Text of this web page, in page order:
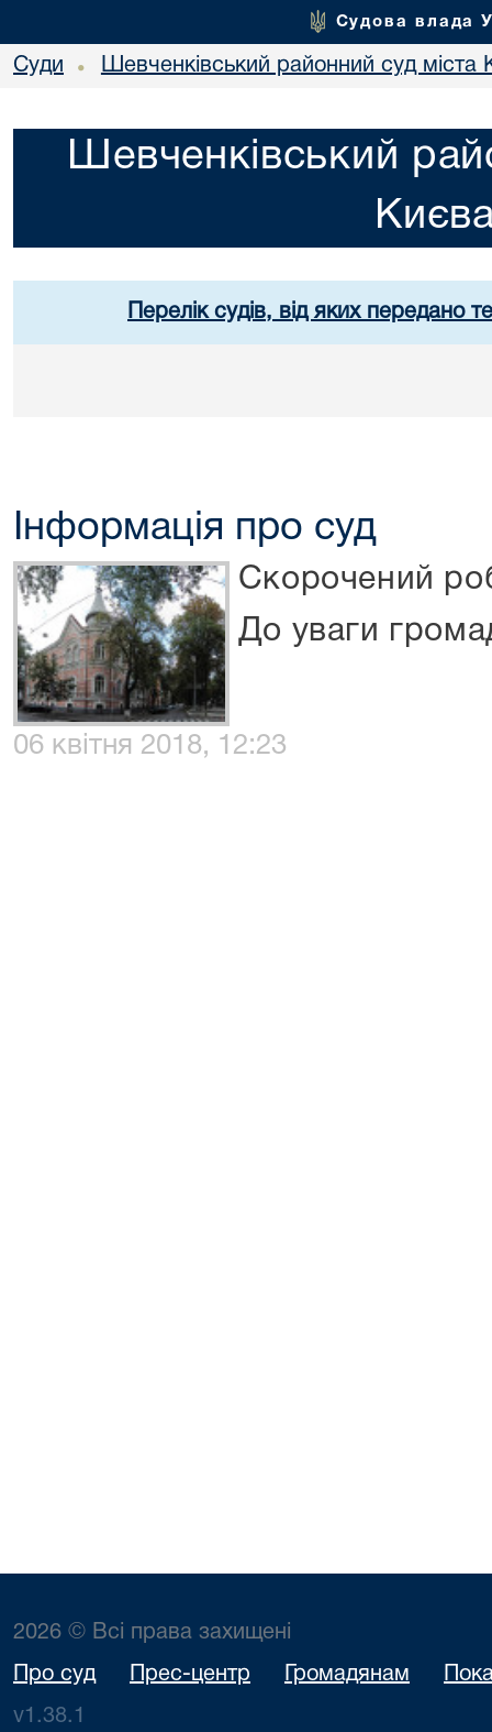
Судова влада
Суди • Шевченківський районний суд міста
Шевченківський
Перелік судів, від яких передано
Інформація про суд
Скорочений
До уваги
06 квітня 2018, 12:23
2026 © Всі права захищені
Про суд Прес-центр Громадянам
v1.38.1